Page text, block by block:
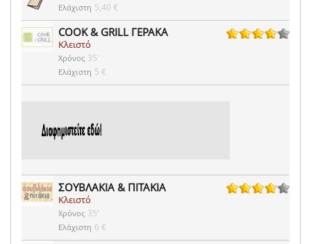
Ελάχιστη 5,40 €
COOK & GRILL ΓΕΡΑΚΑ
Κλειστό
Χρόνος 35'
Ελάχιστη 5 €
ΣΟΥΒΛΑΚΙΑ & ΠΙΤΑΚΙΑ
Κλειστό
Χρόνος 35'
Ελάχιστη 6 €